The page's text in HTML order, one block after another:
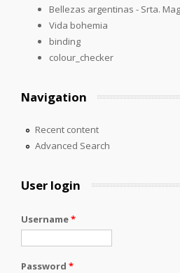
Bellezas argentinas - Srta.
Vida bohemia
binding
colour_checker
Navigation
Recent content
Advanced Search
User login
Username*
Password *